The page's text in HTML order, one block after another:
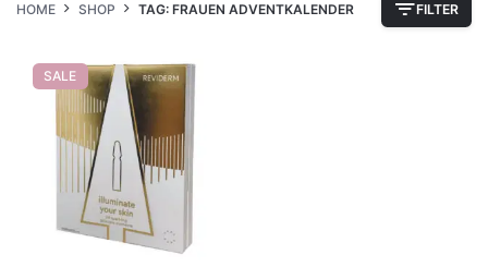
HOME SHOP TAG: FRAUEN ADVENTKALENDER FILTER
SALE